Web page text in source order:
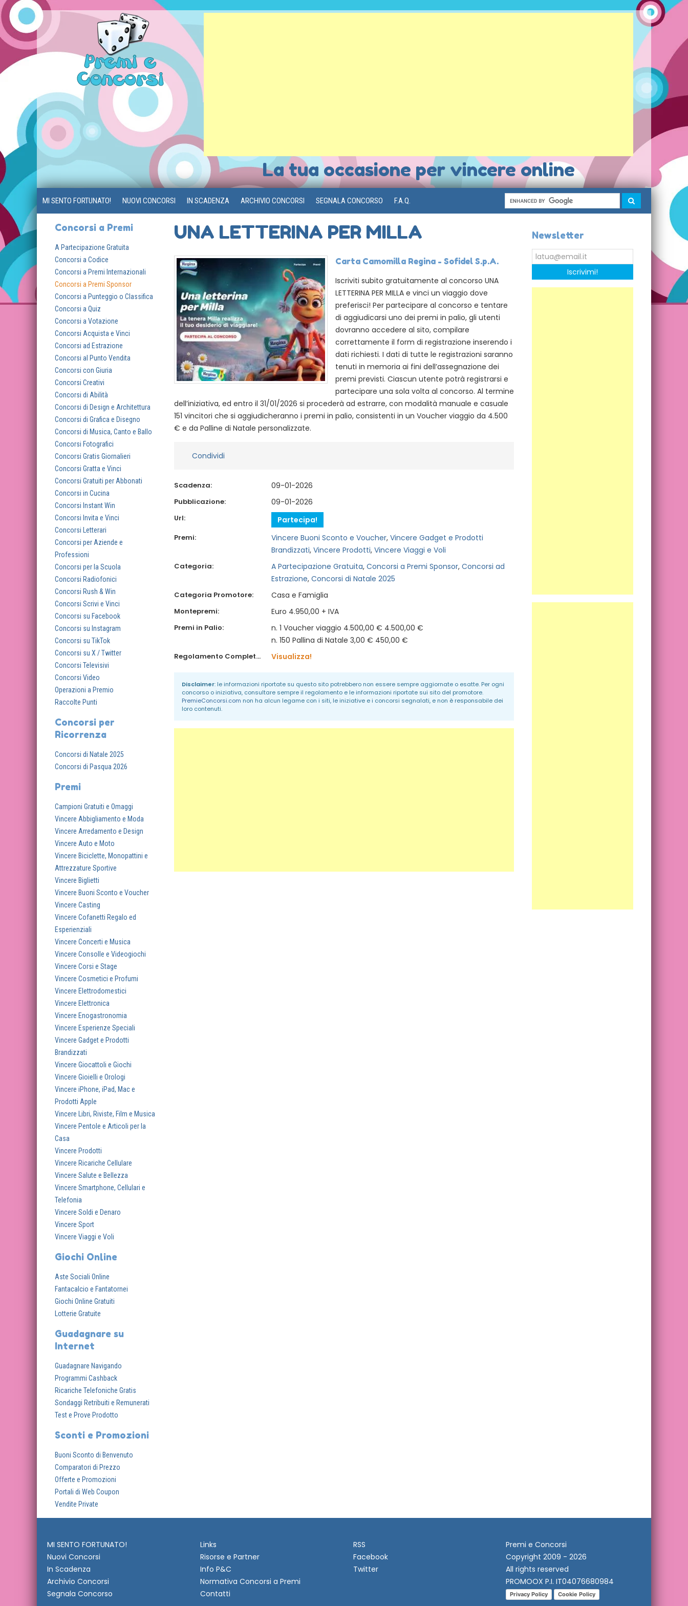
La tua occasione per vincere online
MI SENTO FORTUNATO! NUOVI CONCORSI IN SCADENZA ARCHIVIO CONCORSI SEGNALA CONCORSO F.A.Q.
Concorsi a Premi
A Partecipazione Gratuita
Concorsi a Codice
Concorsi a Premi Internazionali
Concorsi a Premi Sponsor
Concorsi a Punteggio o Classifica
Concorsi a Quiz
Concorsi a Votazione
Concorsi Acquista e Vinci
Concorsi ad Estrazione
Concorsi al Punto Vendita
Concorsi con Giuria
Concorsi Creativi
Concorsi di Abilità
Concorsi di Design e Architettura
Concorsi di Grafica e Disegno
Concorsi di Musica, Canto e Ballo
Concorsi Fotografici
Concorsi Gratis Giornalieri
Concorsi Gratta e Vinci
Concorsi Gratuiti per Abbonati
Concorsi in Cucina
Concorsi Instant Win
Concorsi Invita e Vinci
Concorsi Letterari
Concorsi per Aziende e
Professioni
Concorsi per la Scuola
Concorsi Radiofonici
Concorsi Rush & Win
Concorsi Scrivi e Vinci
Concorsi su Facebook
Concorsi su Instagram
Concorsi su TikTok
Concorsi su X / Twitter
Concorsi Televisivi
Concorsi Video
Operazioni a Premio
Raccolte Punti
Concorsi per
Ricorrenza
Concorsi di Natale 2025
Concorsi di Pasqua 2026
Premi
Campioni Gratuiti e Omaggi
Vincere Abbigliamento e Moda
Vincere Arredamento e Design
Vincere Auto e Moto
Vincere Biciclette, Monopattini e
Attrezzature Sportive
Vincere Biglietti
Vincere Buoni Sconto e Voucher
Vincere Casting
Vincere Cofanetti Regalo ed
Esperienziali
Vincere Concerti e Musica
Vincere Consolle e Videogiochi
Vincere Corsi e Stage
Vincere Cosmetici e Profumi
Vincere Elettrodomestici
Vincere Elettronica
Vincere Enogastronomia
Vincere Esperienze Speciali
Vincere Gadget e Prodotti
Brandizzati
Vincere Giocattoli e Giochi
Vincere Gioielli e Orologi
Vincere iPhone, iPad, Mac e
Prodotti Apple
Vincere Libri, Riviste, Film e Musica
Vincere Pentole e Articoli per la
Casa
Vincere Prodotti
Vincere Ricariche Cellulare
Vincere Salute e Bellezza
Vincere Smartphone, Cellulari e
Telefonia
Vincere Soldi e Denaro
Vincere Sport
Vincere Viaggi e Voli
Giochi Online
Aste Sociali Online
Fantacalcio e Fantatornei
Giochi Online Gratuiti
Lotterie Gratuite
Guadagnare su
Internet
Guadagnare Navigando
Programmi Cashback
Ricariche Telefoniche Gratis
Sondaggi Retribuiti e Remunerati
Test e Prove Prodotto
Sconti e Promozioni
Buoni Sconto di Benvenuto
Comparatori di Prezzo
Offerte e Promozioni
Portali di Web Coupon
Vendite Private
UNA LETTERINA PER MILLA
Carta Camomilla Regina - Sofidel S.p.A.
Iscriviti subito gratuitamente al concorso UNA
LETTERINA PER MILLA e vinci un viaggio dove
preferisci! Per partecipare al concorso e tentare
di aggiudicarsi uno dei premi in palio, gli utenti
dovranno accedere al sito, compilare
correttamente il form di registrazione inserendo i
dati richiesti. I dati di tutte le registrazioni saranno
tenuti in memoria ai fini dell’assegnazione dei
premi previsti. Ciascun utente potrà registrarsi e
partecipare una sola volta al concorso. Al termine
dell’iniziativa, ed entro il 31/01/2026 si procederà ad estrarre, con modalità manuale e casuale
151 vincitori che si aggiudicheranno i premi in palio, consistenti in un Voucher viaggio da 4.500
€ e da Palline di Natale personalizzate.
Condividi
Scadenza: 09-01-2026
Pubblicazione: 09-01-2026
Url: Partecipa!
Premi: Vincere Buoni Sconto e Voucher, Vincere Gadget e Prodotti
Brandizzati, Vincere Prodotti, Vincere Viaggi e Voli
Categoria: A Partecipazione Gratuita, Concorsi a Premi Sponsor, Concorsi ad
Estrazione, Concorsi di Natale 2025
Categoria Promotore: Casa e Famiglia
Montepremi: Euro 4.950,00 + IVA
Premi in Palio:
n. 1 Voucher viaggio 4.500,00 € 4.500,00 €
n. 150 Pallina di Natale 3,00 € 450,00 €
Regolamento Completo: Visualizza!
Disclaimer: le informazioni riportate su questo sito potrebbero non essere sempre aggiornate o esatte. Per ogni
concorso o iniziativa, consultare sempre il regolamento e le informazioni riportate sui sito del promotore.
PremieConcorsi.com non ha alcun legame con i siti, le iniziative e i concorsi segnalati, e non è responsabile dei
loro contenuti.
Newsletter
Iscrivimi!
MI SENTO FORTUNATO!
Nuovi Concorsi
In Scadenza
Archivio Concorsi
Segnala Concorso
Links
Risorse e Partner
Info P&C
Normativa Concorsi a Premi
Contatti
RSS
Facebook
Twitter
Premi e Concorsi
Copyright 2009 - 2026
All rights reserved
PROMOOX P.I. IT04076680984
Privacy Policy Cookie Policy